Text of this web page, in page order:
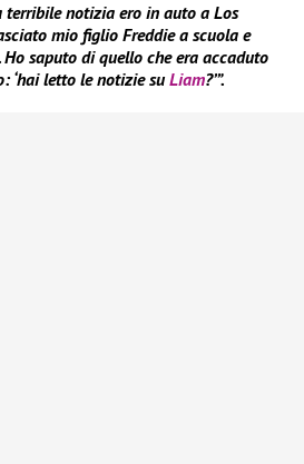
terribile notizia ero in auto a Los
mio figlio Freddie a scuola e
saputo di quello che era accaduto
‘hai letto le notizie suLiam?’”.